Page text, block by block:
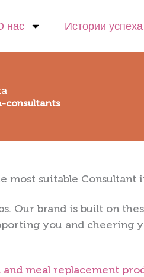
нас Истории успеха
consultants
most suitable Consultant
Our brand is built on
you and cheering
meal replacement